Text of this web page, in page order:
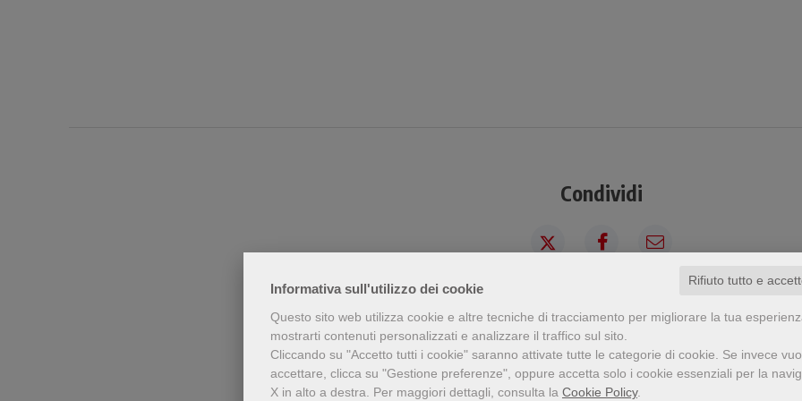
Informativa sull'utilizzo dei cookie
Rifiuto tutto e
Questo sito web utilizza cookie e altre tecniche di tracciamento per migliorare la tua
mostrarti contenuti personalizzati e analizzare il traffico sul sito.
Cliccando su "Accetto tutti i cookie" saranno attivate tutte le categorie di cookie. Se invece
accettare, clicca su "Gestione preferenze", oppure accetta solo i cookie essenziali per la
X in alto a destra. Per maggiori dettagli, consulta la Cookie Policy.
Condividi
Chi ha visto questo prodotto ha visto